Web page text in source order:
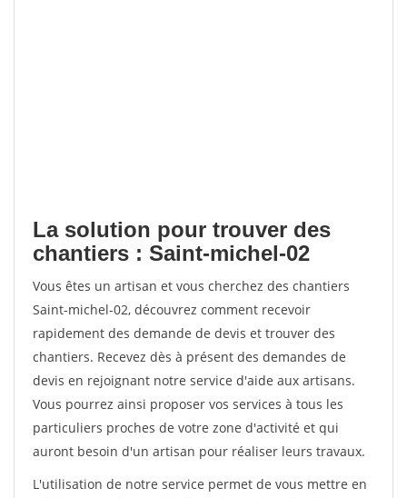
La solution pour trouver des
chantiers : Saint-michel-02
Vous êtes un artisan et vous cherchez des chantiers
Saint-michel-02, découvrez comment recevoir
rapidement des demande de devis et trouver des
chantiers. Recevez dès à présent des demandes de
devis en rejoignant notre service d'aide aux artisans.
Vous pourrez ainsi proposer vos services à tous les
particuliers proches de votre zone d'activité et qui
auront besoin d'un artisan pour réaliser leurs travaux.
L'utilisation de notre service permet de vous mettre en